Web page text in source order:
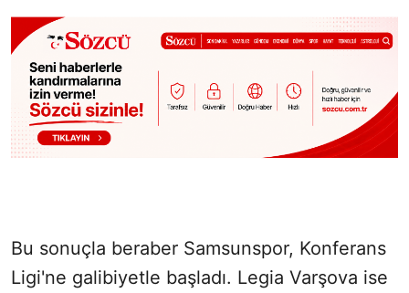
Bu sonuçla beraber Samsunspor, Konferans
Ligi'ne galibiyetle başladı. Legia Varşova ise